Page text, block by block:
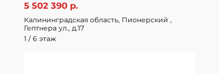
5 502 390 р.
Калининградская область, Пионерский ,
Гептнера ул., д.17
1 / 6 этаж